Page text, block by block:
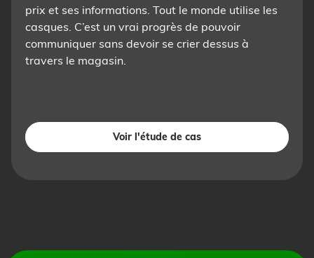
prix et ses informations. Tout le monde utilise les
casques. C’est un vrai progrès de pouvoir
communiquer sans devoir se crier dessus à
travers le magasin.
Voir l'étude de cas